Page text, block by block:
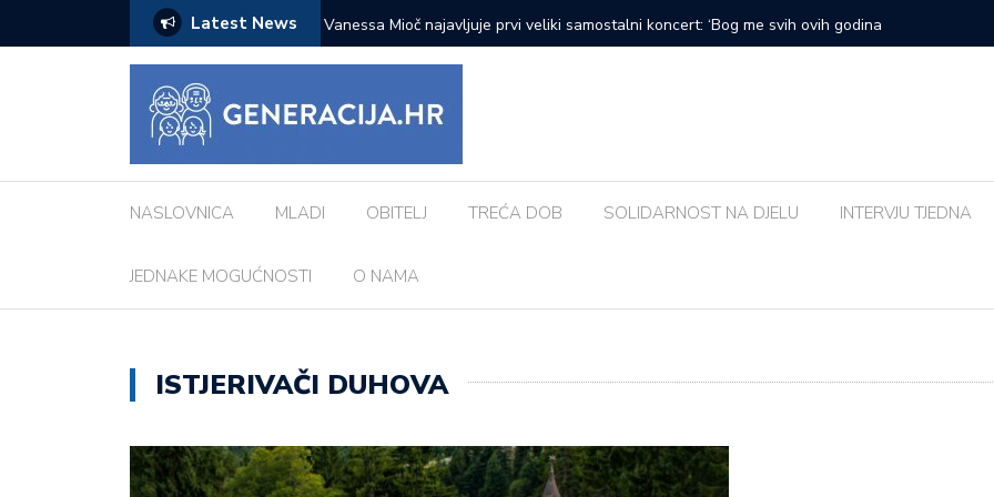
Latest News
koncert: ‘Bog me svih ovih godina
Marina Fernežir otvara izložbu u Crikvenici inspiriranu europskim gradovima: ‘Različiti
su, a ipak povezani’
Pod
NASLOVNICA MLADI OBITELJ TREĆA DOB SOLIDARNOST NA DJELU INTERVJU TJEDNA
JEDNAKE MOGUĆNOSTI O NAMA
ISTJERIVAČI DUHOVA